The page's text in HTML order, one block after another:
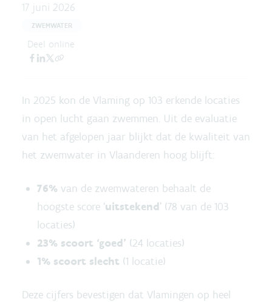
17 juni 2026
ZWEMWATER
Deel online
In 2025 kon de Vlaming op 103 erkende locaties
in open lucht gaan zwemmen. Uit de evaluatie
van het afgelopen jaar blijkt dat de kwaliteit van
het zwemwater in Vlaanderen hoog blijft:
76% van de zwemwateren behaalt de
hoogste score ‘uitstekend’ (78 van de 103
locaties)
23% scoort ‘goed’ (24 locaties)
1% scoort slecht (1 locatie)
Deze cijfers bevestigen dat Vlamingen op heel